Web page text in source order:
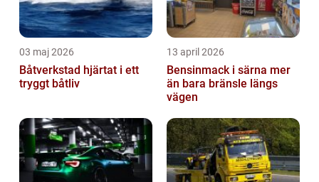
03 maj 2026
Båtverkstad hjärtat i ett
tryggt båtliv
13 april 2026
Bensinmack i särna mer
än bara bränsle längs
vägen